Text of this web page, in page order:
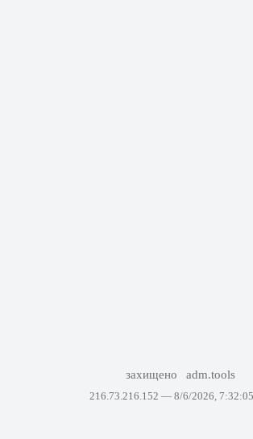
захищено adm.tools
216.73.216.152 — 8/6/2026,